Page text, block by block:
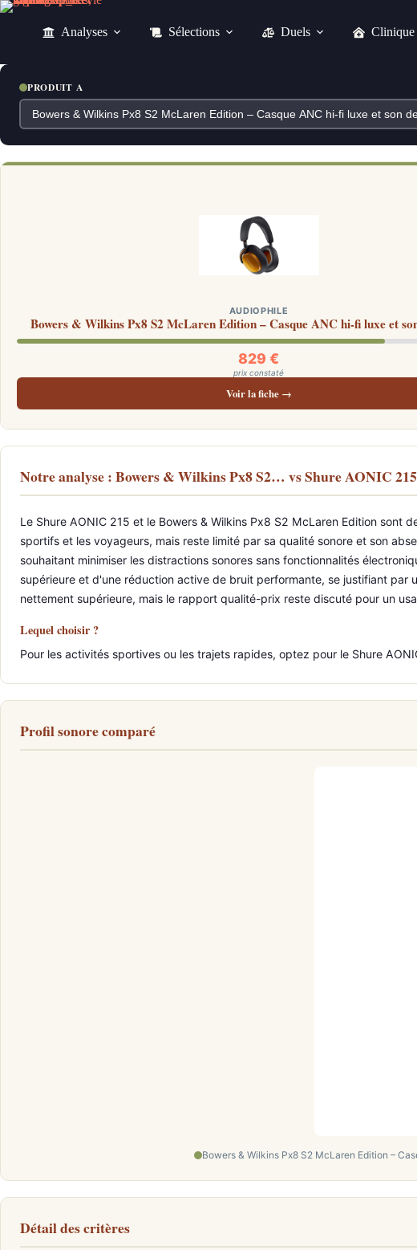
Passer
Analyses Sélections Duels Clinique
PRODUIT A
AUDIOPHILE
Bowers & Wilkins Px8 S2 McLaren Edition – Casque ANC hi-fi luxe et
829 €
prix constaté
Voir la fiche →
Notre analyse : Bowers & Wilkins Px8 S2… vs Shure AONIC
Le Shure AONIC 215 et le Bowers & Wilkins Px8 S2 McLaren Edition
sportifs et les voyageurs, mais reste limité par sa qualité sonore et son
souhaitant minimiser les distractions sonores sans fonctionnalités
supérieure et d'une réduction active de bruit performante, se justifiant par
nettement supérieure, mais le rapport qualité-prix reste discuté pour un
Lequel choisir ?
Pour les activités sportives ou les trajets rapides, optez pour le Shure
Profil sonore comparé
Bowers & Wilkins Px8 S2 McLaren Edition –
Détail des critères